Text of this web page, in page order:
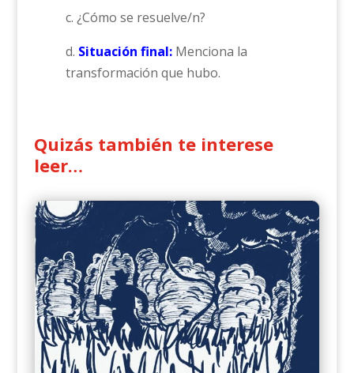
c. ¿Cómo se resuelve/n?
d. Situación final: Menciona la
transformación que hubo.
Quizás también te interese
leer…